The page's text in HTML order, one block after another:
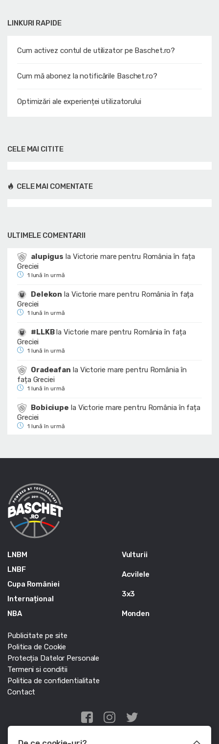
LINKURI RAPIDE
Cum activez contul de utilizator pe Baschet.ro?
Cum mă abonez la notificările Baschet.ro?
Optimizări ale experienței utilizatorului
CELE MAI CITITE
CELE MAI COMENTATE
ULTIMELE COMENTARII
alupigus la Victorie mare pentru România în fața
Greciei
1 lună în urmă
Delekon la Victorie mare pentru România în fața
Greciei
1 lună în urmă
#LLKBlaVictorie mare pentru România în fața
Greciei
1 lună în urmă
Oradeafan la Victorie mare pentru România în
fața Greciei
1 lună în urmă
Bobiciupe la Victorie mare pentru România în fața
Greciei
1 lună în urmă
LNBM
LNBF
Cupa României
Internațional
NBA
Vulturii
Acvilele
3x3
Monden
Publicitate pe site
Politica de Cookie
Protecția Datelor Personale
Termeni si conditii
Politica de confidentialitate
Contact
Edris Digital Agency